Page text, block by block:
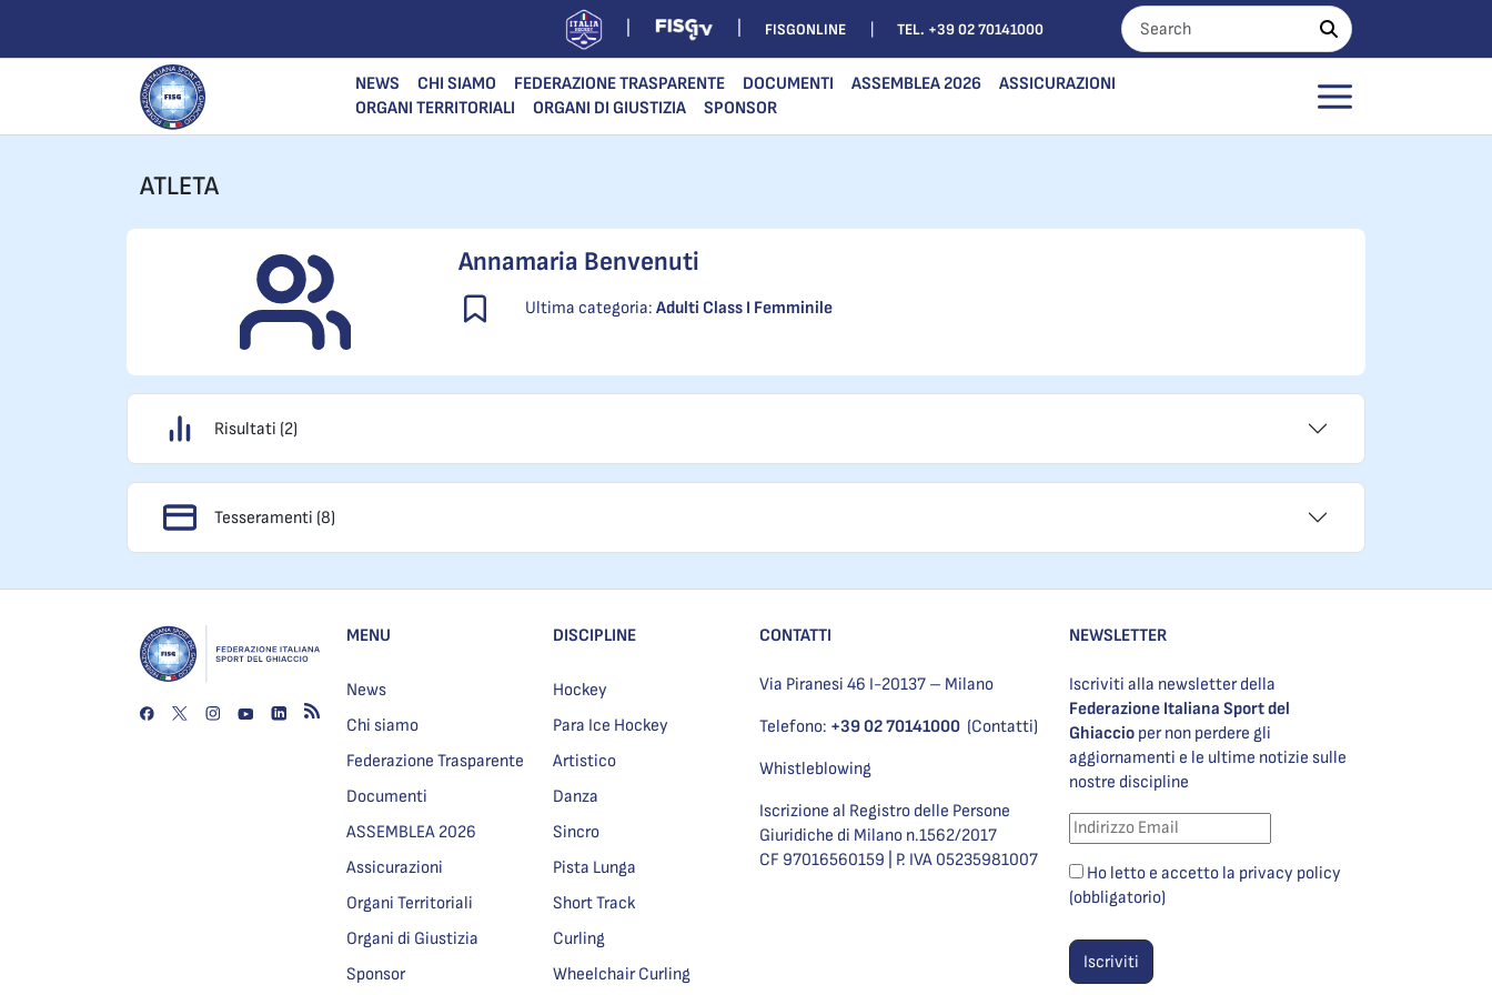
FISGONLINE TEL. +39 02 70141000
NEWS CHI SIAMO FEDERAZIONE TRASPARENTE DOCUMENTI ASSEMBLEA 2026
ASSICURAZIONI
ORGANI TERRITORIALI
ORGANI DI GIUSTIZIA SPONSOR
ATLETA
Annamaria Benvenuti
Ultima categoria:Adulti Class I Femminile
Risultati (2)
Tesseramenti (8)
MENU
News
Chi siamo
Federazione Trasparente
Documenti
ASSEMBLEA 2026
Assicurazioni
Organi Territoriali
Organi di Giustizia
Sponsor
DISCIPLINE
Hockey
Para Ice Hockey
Artistico
Danza
Sincro
Pista Lunga
Short Track
Curling
Wheelchair Curling
CONTATTI
Via Piranesi 46 I-20137 – Milano
Telefono: +39 02 70141000 (Contatti)
Whistleblowing
Iscrizione al Registro delle Persone
Giuridiche di Milano n.1562/2017
CF 97016560159 | P. IVA 05235981007
NEWSLETTER
Iscriviti alla newsletter della
Federazione Italiana Sport del
Ghiaccio per non perdere gli
aggiornamenti e le ultime notizie sulle
nostre discipline
Ho letto e accetto la privacy policy
(obbligatorio)